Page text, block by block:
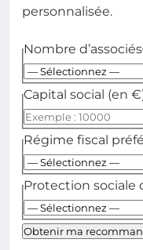
personnalisée.
Nombre d’associés
Capital social (en
Régime fiscal
Protection sociale
Obtenir ma